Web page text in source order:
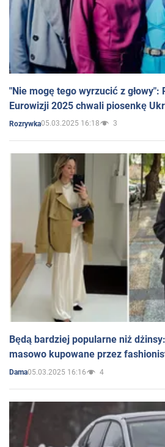
"Nie mogę tego wyrzucić z
Eurowizji 2025 chwali piosenkę
Rozrywka05.03.2025 16:18 3
Będą bardziej popularne niż
masowo kupowane przez
Dama05.03.2025 16:16 4